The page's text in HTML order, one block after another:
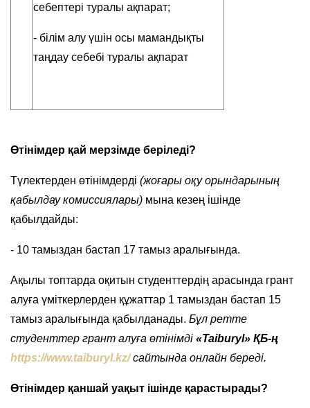
себептері туралы ақпарат;
- білім алу үшін осы мамандықты
таңдау себебі туралы ақпарат
Өтінімдер қай мерзімде беріледі?
Түлектерден өтінімдерді (жоғары оқу орындарының
қабылдау комиссиялары) мына кезең ішінде
қабылдайды:
- 10 тамыздан бастап 17 тамыз аралығында.
Ақылы топтарда оқитын студенттердің арасында грант
алуға үміткерлерден құжаттар 1 тамыздан бастап 15
тамыз аралығында қабылданады. Бұл ретте
студенттер грант алуға өтінімді «Taiburyl» ҚБ-ң
https://www.taiburyl.kz/ сайтында онлайн береді.
Өтінімдер қаншай уақыт ішінде қарастырады?